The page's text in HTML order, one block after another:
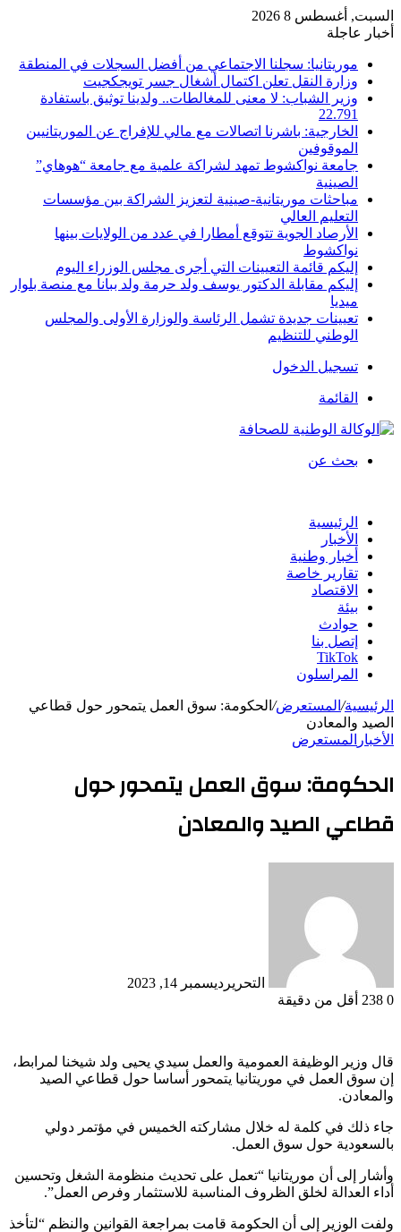
السبت, أغسطس 8 2026
أخبار عاجلة
موريتانيا: سجلنا الاجتماعي من أفضل السجلات في المنطقة
وزارة النقل تعلن اكتمال أشغال جسر تويجكجيت
وزير الشباب: لا معنى للمغالطات.. ولدينا توثيق باستفادة
22.791
الخارجية: باشرنا اتصالات مع مالي للإفراج عن الموريتانيين
الموقوفين
جامعة نواكشوط تمهد لشراكة علمية مع جامعة “هوهاي”
الصينية
مباحثات موريتانية-صينية لتعزيز الشراكة بين مؤسسات
التعليم العالي
الأرصاد الجوية تتوقع أمطارا في عدد من الولايات بينها
نواكشوط
إليكم قائمة التعيينات التي أجرى مجلس الوزراء اليوم
إليكم مقابلة الدكتور يوسف ولد حرمة ولد ببانا مع منصة بلوار
ميديا
تعيينات جديدة تشمل الرئاسة والوزارة الأولى والمجلس
الوطني للتنظيم
تسجيل الدخول
القائمة
بحث عن
الرئيسية
الأخبار
أخبار وطنية
تقارير خاصة
الاقتصاد
بيئة
حوادث
إتصل بنا
TikTok
المراسلون
الرئيسية/ المستعرض/ الحكومة: سوق العمل يتمحور حول قطاعي
الصيد والمعادن
الأخبار المستعرض
الحكومة: سوق العمل يتمحور حول
قطاعي الصيد والمعادن
التحرير ديسمبر 14, 2023
0
أقل من دقيقة
قال وزير الوظيفة العمومية والعمل سيدي يحيى ولد شيخنا لمرابط،
إن سوق العمل في موريتانيا يتمحور أساسا حول قطاعي الصيد
والمعادن.
جاء ذلك في كلمة له خلال مشاركته الخميس في مؤتمر دولي
بالسعودية حول سوق العمل.
وأشار إلى أن موريتانيا “تعمل على تحديث منظومة الشغل وتحسين
أداء العدالة لخلق الظروف المناسبة للاستثمار وفرص العمل”.
ولفت الوزير إلى أن الحكومة قامت بمراجعة القوانين والنظم “لتأخذ